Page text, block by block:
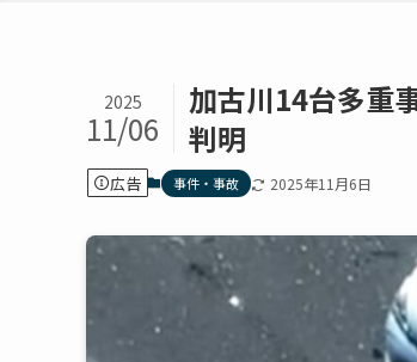
加古川14台多重
判明
2025
11/06
広告 事件・事故 2025年11月6日